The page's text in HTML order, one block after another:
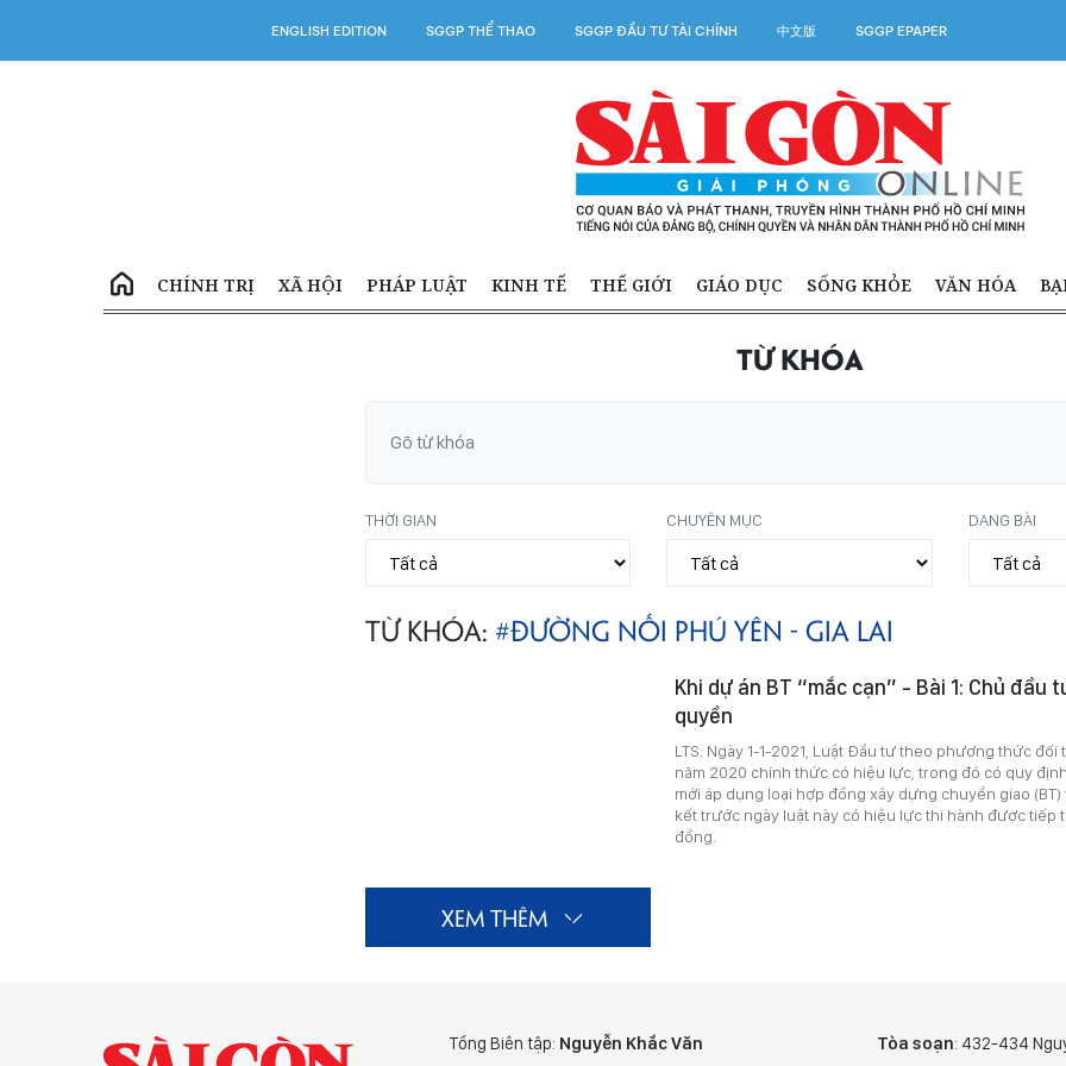
ENGLISH EDITION SGGP THỂ THAO SGGP ĐẦU TƯ TÀI CHÍNH 中文版 SGGP EPAPER
CHÍNH TRỊ XÃ HỘI PHÁP LUẬT KINH TẾ THẾ GIỚI GIÁO DỤC SỐNG KHỎE VĂN HÓA
TỪ KHÓA
THỜI GIAN CHUYÊN MỤC DẠNG BÀI
TỪ KHÓA: #ĐƯỜNG NỐI PHÚ YÊN - GIA LAI
Khi dự án BT “mắc cạn” - Bài 1: Chủ đầu
quyền
LTS: Ngày 1-1-2021, Luật Đầu tư theo phương thức đối
năm 2020 chính thức có hiệu lực, trong đó có quy
mới áp dụng loại hợp đồng xây dựng chuyển giao
kết trước ngày luật này có hiệu lực thi hành được tiếp
đồng.
XEM THÊM
Tổng Biên tập: Nguyễn Khắc Văn
Tòa soạn: 432-434